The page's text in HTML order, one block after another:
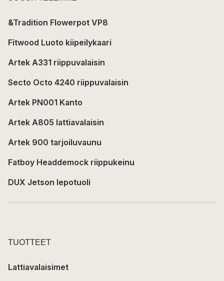
&Tradition Flowerpot VP8
Fitwood Luoto kiipeilykaari
Artek A331 riippuvalaisin
Secto Octo 4240 riippuvalaisin
Artek PN001 Kanto
Artek A805 lattiavalaisin
Artek 900 tarjoiluvaunu
Fatboy Headdemock riippukeinu
DUX Jetson lepotuoli
TUOTTEET
Lattiavalaisimet